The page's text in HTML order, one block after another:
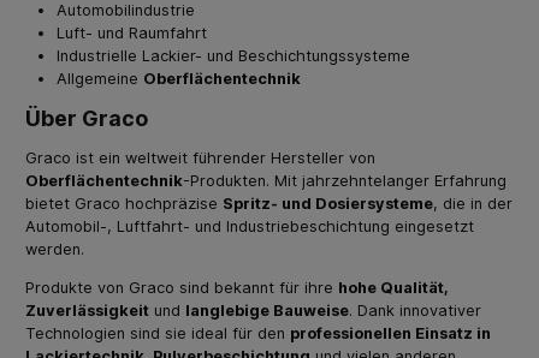
Automobilindustrie
Luft- und Raumfahrt
Industrielle Lackier- und Beschichtungssysteme
Allgemeine Oberflächentechnik
Über Graco
Graco ist ein weltweit führender Hersteller von
Oberflächentechnik-Produkten. Mit jahrzehntelanger Erfahrung
bietet Graco hochpräzise Spritz- und Dosiersysteme, die in der
Automobil-, Luftfahrt- und Industriebeschichtung eingesetzt
werden.
Produkte von Graco sind bekannt für ihre hohe Qualität,
Zuverlässigkeit und langlebige Bauweise. Dank innovativer
Technologien sind sie ideal für den professionellen Einsatz in